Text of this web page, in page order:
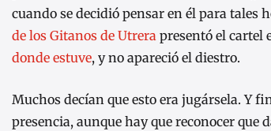
cuando se decidió pensar en él para tales
de los Gitanos de Utrera presentó el cartel
donde estuve, y no apareció el diestro.
Muchos decían que esto era jugársela. Y
presencia, aunque hay que reconocer